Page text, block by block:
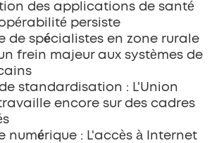
des applications de santé
persiste
de spécialistes en zone rurale
frein majeur aux systèmes de
standardisation : L'Union
encore sur des cadres
numérique : L'accès à Internet